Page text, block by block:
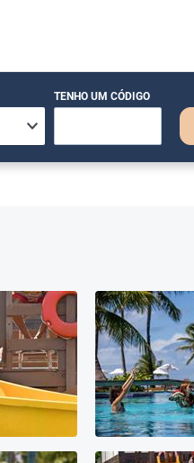
TENHO UM CÓDIGO